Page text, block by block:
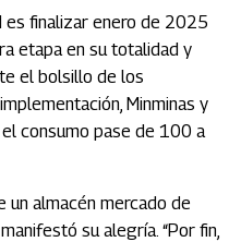
es finalizar enero de 2025
etapa en su totalidad y
el bolsillo de los
Minminas y
consumo pase de 100 a
un almacén mercado de
su alegría. “Por fin,